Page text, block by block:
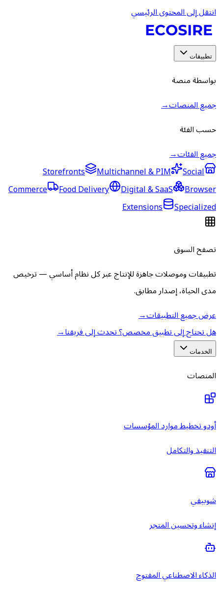
انتقل إلى المحتوى الرئيسي
تطبيقات
بواسطة منصة
جميع المنصات→
حسب الفئة
جميع الفئات→
Storefronts
Multichannel & PIM
Social
Commerce
Food Delivery Digital & SaaS
Browser
Extensions
Specialized
تصفح السوق
تطبيقات وموصلات جاهزة للإنتاج عبر كل نظام أساسي — ترخيص
مدى الحياة، إصدار مطابق.
عرض جميع التطبيقات→
هل تحتاج إلى تطبيق مخصص؟ تحدث إلى فريقنا→
الخدمات
المنصات
أودو تخطيط موارد المؤسسات
التنفيذ والتكامل
شوبيفي
إنشاء وتحسين المتجر
الذكاء الاصطناعي المفتوح